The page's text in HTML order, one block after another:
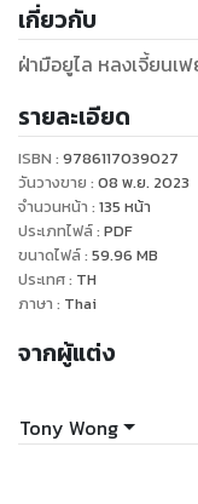
เกี่ยวกับ
ฝ่ามือยูไล หลงเจี้ยนเฟ
รายละเอียด
ISBN : 9786117039027
วันวางขาย : 08 พ.ย. 2023
จำนวนหน้า : 135 หน้า
ประเภทไฟล์: PDF
ขนาดไฟล์: 59.96 MB
ประเทศ: TH
ภาษา : Thai
จากผู้แต่ง
Tony Wong